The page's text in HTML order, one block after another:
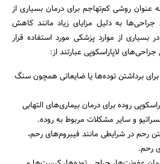
جستجو
عنوان روشی کم‌تهاجم برای درمان بسیاری از
جراحی‌ها به دلیل مزایای زیاد مانند کاهش
بسیاری از موارد پزشکی مورد استفاده قرار
لاپاراسکوپی عبارتند از:
برداشتن توده‌ها یا ضایعاتی همچون سنگ
روده برای درمان بیماری‌های التهابی
و سایر مشکلات مربوط به روده.
رحم در شرایطی مانند فیبروم‌های رحم،
رحم.